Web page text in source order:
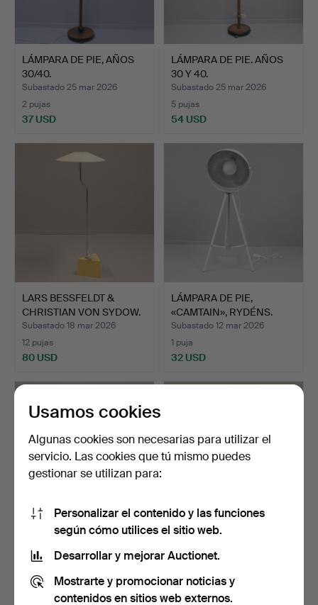
LÁMPARA DE PIE, AÑOS
30/40.
Subastado 25 mar 2026
2 pujas
37 USD
LÁMPARA DE PIE. AÑOS
30 Y 40.
Subastado 25 mar 2026
5 pujas
54 USD
LARS BESSFELDT &
CHRISTIAN VON SYDOW.
LÁMP…
Subastado 18 mar 2026
12 pujas
80 USD
LÁMPARA DE PIE,
«CAMTAIN», RYDÉNS.
Subastado 12 mar 2026
1 puja
32 USD
LÁMPARA DE PIE Y
LÁMPARA DE MESA,
DISEÑO D…
Subastado 11 mar 2026
9 pujas
74 USD
LÁMPARA DE PIE,
FAGERHULT.
18 pujas
232 USD
Usamos cookies
Algunas cookies son necesarias para utilizar el
servicio. Las cookies que tú mismo puedes
gestionar se utilizan para:
Personalizar el contenido y las funciones
según cómo utilices el sitio web.
Desarrollar y mejorar Auctionet.
Mostrarte y promocionar noticias y
contenidos en sitios web externos.